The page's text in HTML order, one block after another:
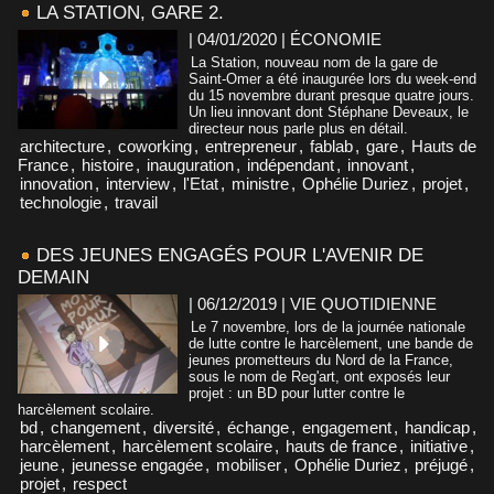
LA STATION, GARE 2.
| 04/01/2020 | ÉCONOMIE
La Station, nouveau nom de la gare de
Saint-Omer a été inaugurée lors du week-end
du 15 novembre durant presque quatre jours.
Un lieu innovant dont Stéphane Deveaux, le
directeur nous parle plus en détail.
architecture, coworking, entrepreneur, fablab, gare, Hauts de
France, histoire, inauguration, indépendant, innovant,
innovation, interview, l'Etat, ministre, Ophélie Duriez , projet,
technologie, travail
DES JEUNES ENGAGÉS POUR L'AVENIR DE
DEMAIN
| 06/12/2019 | VIE QUOTIDIENNE
Le 7 novembre, lors de la journée nationale
de lutte contre le harcèlement, une bande de
jeunes prometteurs du Nord de la France,
sous le nom de Reg'art, ont exposés leur
projet : un BD pour lutter contre le
harcèlement scolaire.
bd, changement, diversité, échange, engagement, handicap,
harcèlement, harcèlement scolaire, hauts de france, initiative,
jeune, jeunesse engagée, mobiliser, Ophélie Duriez , préjugé,
projet, respect